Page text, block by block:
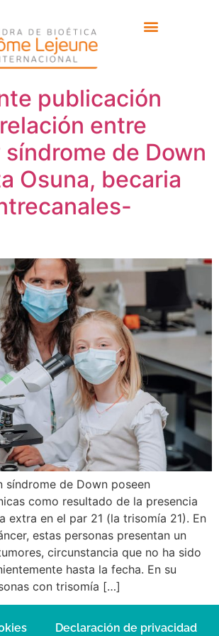
Marta
publicación
entre
de Down
Osuna, becaria
síndrome de Down poseen
como resultado de la presencia
extra en el par 21 (la trisomía 21). En
estas personas presentan un
circunstancia que no ha sido
hasta la fecha. En su
con trisomía […]
Declaración de privacidad